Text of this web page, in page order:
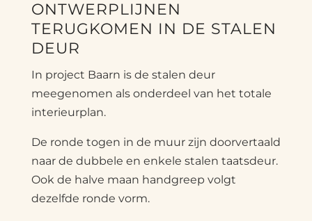
ONTWERPLIJNEN
TERUGKOMEN IN DE STALEN
DEUR
In project Baarn is de stalen deur
meegenomen als onderdeel van het totale
interieurplan.
De ronde togen in de muur zijn doorvertaald
naar de dubbele en enkele stalen taatsdeur.
Ook de halve maan handgreep volgt
dezelfde ronde vorm.